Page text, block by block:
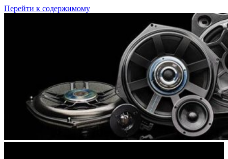
Перейти к содержимому